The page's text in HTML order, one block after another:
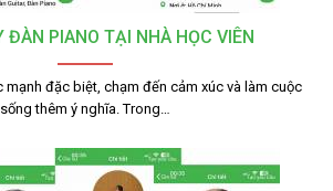
ĐÀN PIANO TẠI NHÀ HỌC VIÊN
đặc biệt, chạm đến cảm xúc và làm cuộc
sống thêm ý nghĩa. Trong…